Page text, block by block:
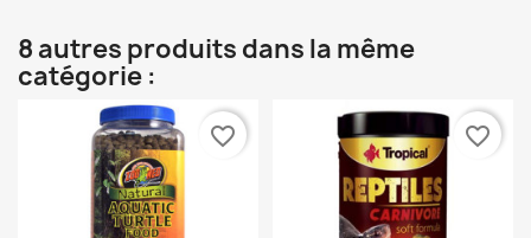
8 autres produits dans la même
catégorie :
favorite_border favorite_border